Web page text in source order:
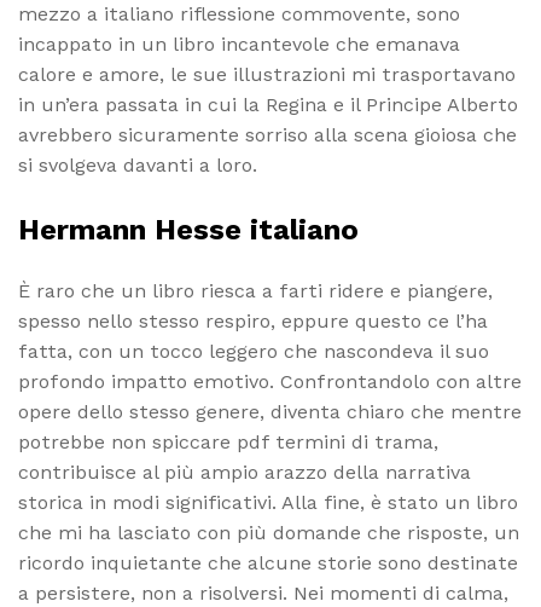
mezzo a italiano riflessione commovente, sono
incappato in un libro incantevole che emanava
calore e amore, le sue illustrazioni mi trasportavano
in un’era passata in cui la Regina e il Principe Alberto
avrebbero sicuramente sorriso alla scena gioiosa che
si svolgeva davanti a loro.
Hermann Hesse italiano
È raro che un libro riesca a farti ridere e piangere,
spesso nello stesso respiro, eppure questo ce l’ha
fatta, con un tocco leggero che nascondeva il suo
profondo impatto emotivo. Confrontandolo con altre
opere dello stesso genere, diventa chiaro che mentre
potrebbe non spiccare pdf termini di trama,
contribuisce al più ampio arazzo della narrativa
storica in modi significativi. Alla fine, è stato un libro
che mi ha lasciato con più domande che risposte, un
ricordo inquietante che alcune storie sono destinate
a persistere, non a risolversi. Nei momenti di calma,